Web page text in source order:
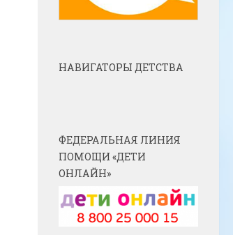
НАВИГАТОРЫ ДЕТСТВА
ФЕДЕРАЛЬНАЯ ЛИНИЯ
ПОМОЩИ «ДЕТИ
ОНЛАЙН»